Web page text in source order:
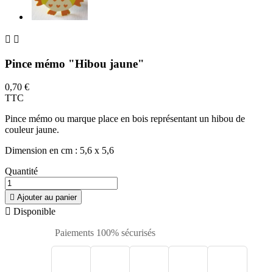
 
Pince mémo "Hibou jaune"
0,70 €
TTC
Pince mémo ou marque place en bois représentant un hibou de
couleur jaune.
Dimension en cm : 5,6 x 5,6
Quantité
 Ajouter au panier
 Disponible
Paiements 100% sécurisés